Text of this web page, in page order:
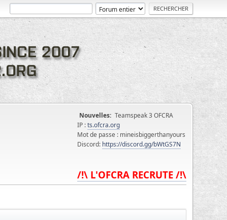
Nouvelles: Teamspeak 3 OFCRA
IP :ts.ofcra.org
Mot de passe : mineisbiggerthanyours
Discord: https://discord.gg/bWtGS7N
/!\ L'OFCRA RECRUTE /!\